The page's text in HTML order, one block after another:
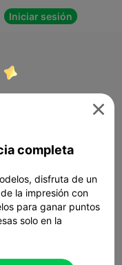
Iniciar sesión

completa
disfruta de un
la impresión con
para ganar puntos
solo en la